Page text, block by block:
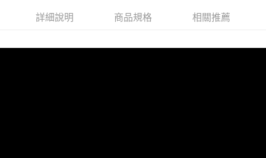
詳細說明 商品規格 相關推薦